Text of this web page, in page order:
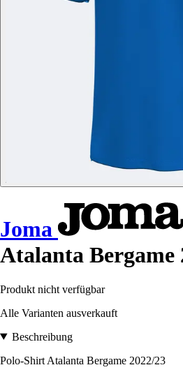
Joma
Atalanta Bergame
Produkt nicht verfügbar
Alle Varianten ausverkauft
Beschreibung
Polo-Shirt Atalanta Bergame 2022/23